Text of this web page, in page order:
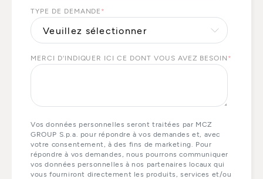
TYPE DE DEMANDE *
MERCI D'INDIQUER ICI CE DONT VOUS AVEZ BESOIN *
Vos données personnelles seront traitées par MCZ
GROUP S.p.a. pour répondre à vos demandes et, avec
votre consentement, à des fins de marketing. Pour
répondre à vos demandes, nous pourrons communiquer
vos données personnelles à nos partenaires locaux qui
vous fourniront directement les produits, services et/ou